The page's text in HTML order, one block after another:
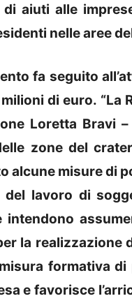
aiuti alle
nelle aree
fa seguito
di euro. “La
Loretta Bravi
zone del
alcune misure di
del lavoro di
intendono
per la
formativa
e favorisce